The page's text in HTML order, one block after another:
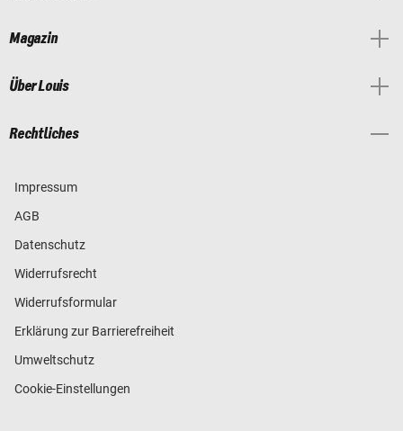
Magazin
Über Louis
Rechtliches
Impressum
AGB
Datenschutz
Widerrufsrecht
Widerrufsformular
Erklärung zur Barrierefreiheit
Umweltschutz
Cookie-Einstellungen